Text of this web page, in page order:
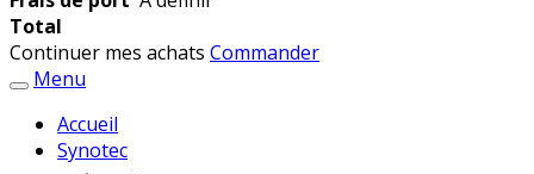
Total
Continuer mes achats Commander
Menu
Accueil
Synotec